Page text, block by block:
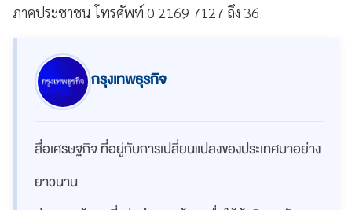
ภาคประชาชน โทรศัพท์ 0 2169 7127 ถึง 36
กรุงเทพธุรกิจ
สื่อเศรษฐกิจ ที่อยู่กับการเปลี่ยนแปลงของประเทศมาอย่าง
ยาวนาน